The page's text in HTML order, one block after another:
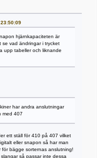
hjärnkapaciteten är
vad ändringar i trycket
upp tabeller och liknande
har andra anslutningar
med 407
ett ställ för 410 på 407 vilket
eller snapon så har man
bägge sorternas anslutning!
så passar inte dessa